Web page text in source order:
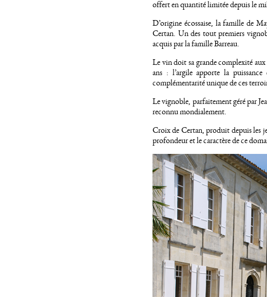
offert en quantité limitée depuis le
D’origine écossaise, la famille de
Certan. Un des tout premiers
acquis par la famille Barreau.
Le vin doit sa grande complexité aux
ans : l’argile apporte la
complémentarité unique de ces
Le vignoble, parfaitement géré par
reconnu mondialement.
Croix de Certan, produit depuis les
profondeur et le caractère de ce